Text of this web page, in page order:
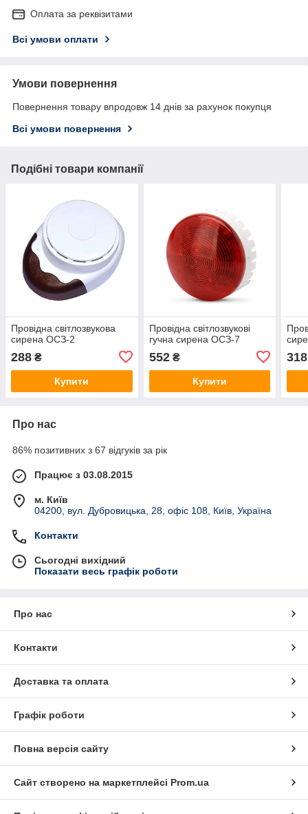
Оплата за реквізитами
Всі умови оплати
Умови повернення
Повернення товару впродовж 14 днів за рахунок покупця
Всі умови повернення
Подібні товари компанії
Провідна світлозвукова
сирена ОСЗ-2
288 ₴
Купити
Провідна світлозвукові
гучна сирена ОСЗ-7
552₴
Купити
318
Про нас
86% позитивних з 67 відгуків за рік
Працює з 03.08.2015
м. Київ
04200, вул. Дубровицька, 28, офіс 108, Київ, Україна
Контакти
Сьогодні вихідний
Показати весь графік роботи
Про нас
Контакти
Доставка та оплата
Графік роботи
Повна версія сайту
Сайт створено на маркетплейсі Prom.ua